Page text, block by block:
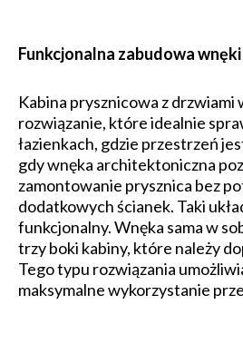
Funkcjonalna zabudowa wnęki
Kabina prysznicowa z drzwiami
rozwiązanie, które idealnie
łazienkach, gdzie przestrzeń
gdy wnęka architektoniczna
zamontowanie prysznica bez
dodatkowych ścianek. Taki
funkcjonalny. Wnęka sama w
trzy boki kabiny, które należy
Tego typu rozwiązania
maksymalne wykorzystanie